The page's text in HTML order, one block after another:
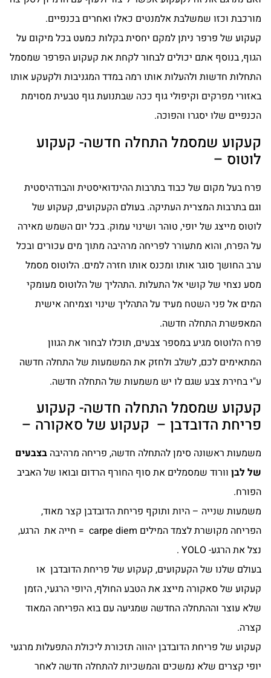
מורכבת וכזו שמשלבת אלמנטים כאלו ואחרים בכנפיים.
קעקוע של פרפר ניתן למקם יחסית בקלות כמעט בכל מיקום על
הגוף, בנוסף אתם יכולים לבחור לקחת את קעקוע הפרפר שמסמל
התחלות חדשות ולהעלות אותו רמה במדד המגניבות ולקעקע אותו
באזורי מפרקים וקיפולי גוף ככה שבתנועת גוף טבעית מסוימת
הכנפיים שלו יסגרו והפוכה.
קעקוע שמסמל התחלה חדשה- קעקוע
לוטוס –
פרח בעל מקום של כבוד בתרבות ההינדואיסטית והבודהיסטית
וגם בתרבות המצרית העתיקה. בעולם הקעקועים, קעקוע של
לוטוס מייצג של יופי, טוהר ושינוי עמוק. בכל יום השמש מאירה
על הפרח, והוא מתעורר לפריחה מרהיבה מתוך מים עכורים ובכל
ערב החושך סוגר אותו ומכנס אותו חזרה למים. הלוטוס מסמל
מסע נצחי של קושי אל התעלות .התהליך של הלוטוס מעומקי
המים אל פני השטח מעיד על התהליך שינוי וצמיחה אישית
המאפשרת התחלה חדשה.
פרח הלוטוס מגיע במספר צבעים, תוכלו לבחור את הגוון
המתאימים לכם, לשלב ולחזק את המשמעות של התחלה חדשה
ע"י בחירת צבע שגם לו יש משמעות של התחלה חדשה.
קעקוע שמסמל התחלה חדשה- קעקוע
פריחת הדובדבן – קעקוע של סאקורה –
משמעות ראשונה סימן להתחלה חדשה, פריחה מרהיבהבצבעים
של לבןוורוד שמסמלים את סוף החורף הרדום ובואו של האביב
הפורח.
משמעות שנייה – היות ותוקף פריחת הדובדבן קצר מאוד,
הפריחה מקושרת לצמד המילים carpe diem = חייה את הרגע,
נצל את הרגע- YOLO .
בעולם שלנו של הקעקועים, קעקוע של פריחת הדובדבן או
קעקוע של סאקורה מייצג את הטבע החולף, היופי הרגעי, הזמן
שלא עוצר וההתחלה החדשה שמגיעה עם בוא הפריחה המאוד
קצרה.
קעקוע של פריחת הדובדבן יהווה תזכורת ליכולת התפעלות מרגעי
יופי קצרים שלא נמשכים והמשכיות להתחלה חדשה לאחר